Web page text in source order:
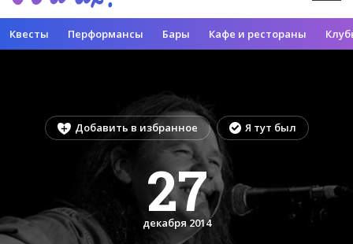
Квесты Перформансы Бары Кафе и рестораны
Добавить в избранное Я тут был
27
декабря 2014